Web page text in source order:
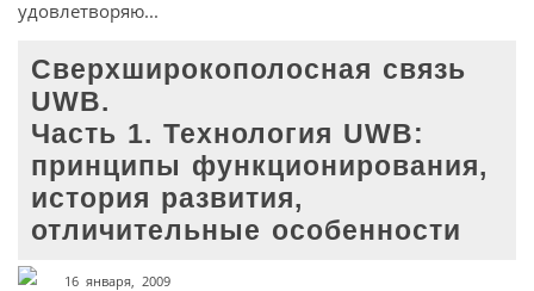
удовлетворяю...
Сверхширокополосная связь
UWB.
Часть 1. Технология UWB:
принципы функционирования,
история развития,
отличительные особенности
16 января, 2009